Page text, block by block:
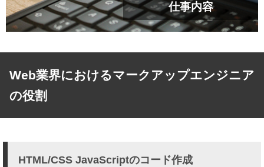
仕事内容
Web業界におけるマークアップエンジニア
の役割
HTML/CSS JavaScriptのコード作成